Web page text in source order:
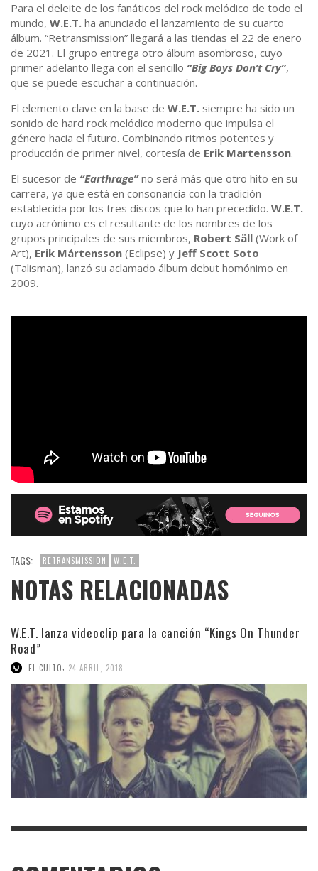
Para el deleite de los fanáticos del rock melódico de todo el
mundo, W.E.T. ha anunciado el lanzamiento de su cuarto
álbum. “Retransmission” llegará a las tiendas el 22 de enero
de 2021. El grupo entrega otro álbum asombroso, cuyo
primer adelanto llega con el sencillo “Big Boys Don’t Cry”,
que se puede escuchar a continuación.
El elemento clave en la base de W.E.T. siempre ha sido un
sonido de hard rock melódico moderno que impulsa el
género hacia el futuro. Combinando ritmos potentes y
producción de primer nivel, cortesía de Erik Martensson.
El sucesor de “Earthrage”no será más que otro hito en su
carrera, ya que está en consonancia con la tradición
establecida por los tres discos que lo han precedido. W.E.T.
cuyo acrónimo es el resultante de los nombres de los
grupos principales de sus miembros, Robert Säll (Work of
Art), Erik Mårtensson (Eclipse) y Jeff Scott Soto
(Talisman), lanzó su aclamado álbum debut homónimo en
2009.
TAGS: RETRANSMISSION W.E.T.
NOTAS RELACIONADAS
W.E.T. lanza videoclip para la canción “Kings On Thunder
Road”
EL CULTO, 24 ABRIL, 2018